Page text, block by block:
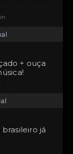
+ ouça
já